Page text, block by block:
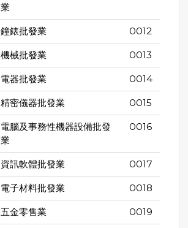
業
鐘錶批發業 0012
機械批發業 0013
電器批發業 0014
精密儀器批發業 0015
電腦及事務性機器設備批發
業
0016
資訊軟體批發業 0017
電子材料批發業 0018
五金零售業 0019